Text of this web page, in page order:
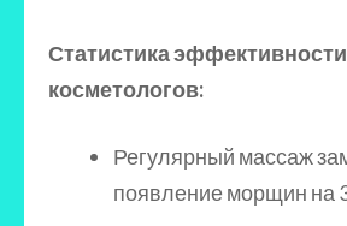
Статистика
косметологов:
Регулярный массаж
появление морщин на